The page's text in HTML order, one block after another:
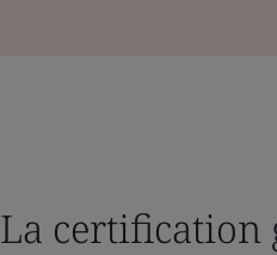
La certification